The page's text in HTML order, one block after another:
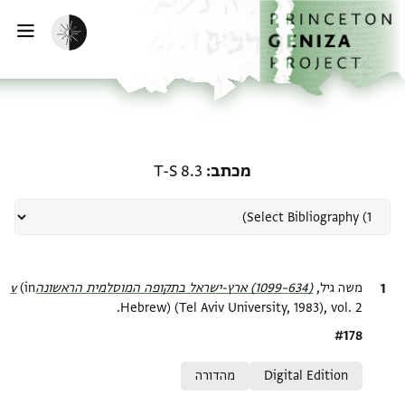
לתוכןהבית
הפעלת מצב כהה
מכתב T-S 8.3
ציטוט
משה גיל, (634–1099) ארץ-ישראל בתקופה המוסלמית הראשונהv‎
(in
Hebrew) (Tel Aviv University, 1983), vol. 2.
Location in source
#178
Digital Edition
מהדורה